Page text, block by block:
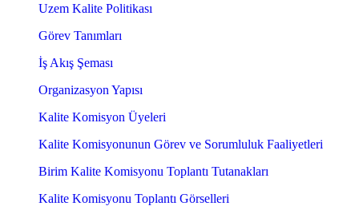
Uzem Kalite Politikası
Görev Tanımları
İş Akış Şeması
Organizasyon Yapısı
Kalite Komisyon Üyeleri
Kalite Komisyonunun Görev ve Sorumluluk Faaliyetleri
Birim Kalite Komisyonu Toplantı Tutanakları
Kalite Komisyonu Toplantı Görselleri